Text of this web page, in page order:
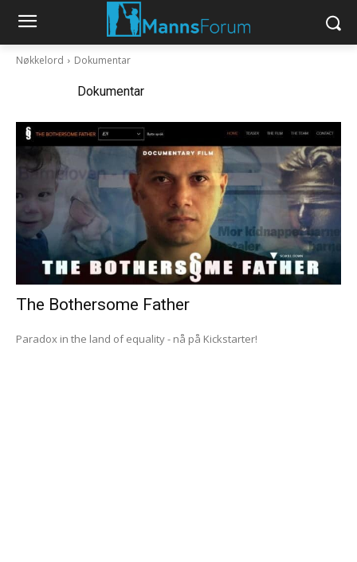
Nøkkelord Dokumentar
Dokumentar
The Bothersome Father
Paradox in the land of equality - nå på Kickstarter!